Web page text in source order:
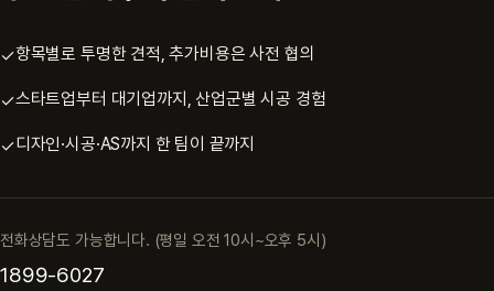
✓항목별로 투명한 견적, 추가비용은 사전 협의
✓스타트업부터 대기업까지, 산업군별 시공 경험
✓디자인·시공·AS까지 한 팀이 끝까지
전화상담도 가능합니다. (평일 오전 10시~오후 5시)
1899-6027